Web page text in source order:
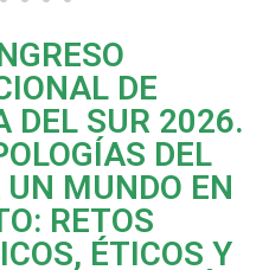
DE
DEL SUR 2026.
DEL
MUNDO EN
RETOS
ÉTICOS Y